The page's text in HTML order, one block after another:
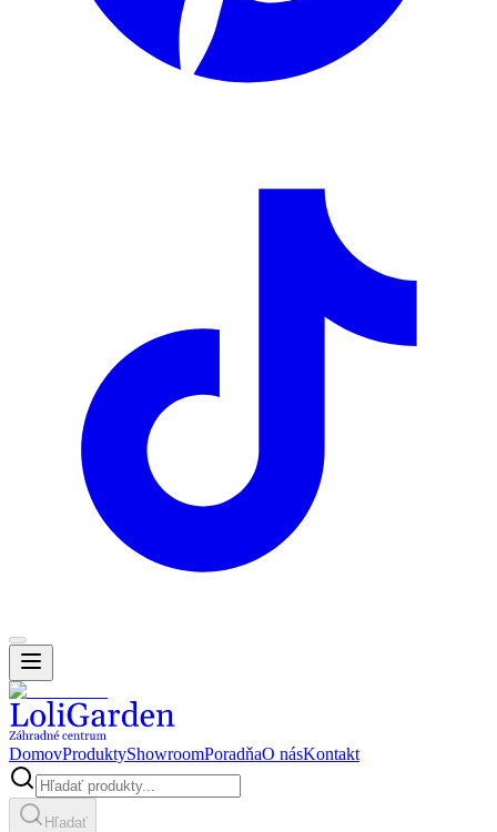
DomovProduktyShowroomPoradňaO násKontakt
Hľadať